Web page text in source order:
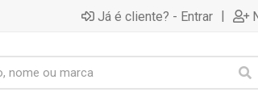
Já é cliente? - Entrar |